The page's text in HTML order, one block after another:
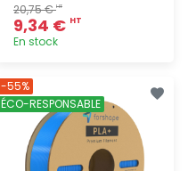
20,75 €HT
9,34 € HT
En stock
rapide
-55%
ÉCO-RESPONSABLE